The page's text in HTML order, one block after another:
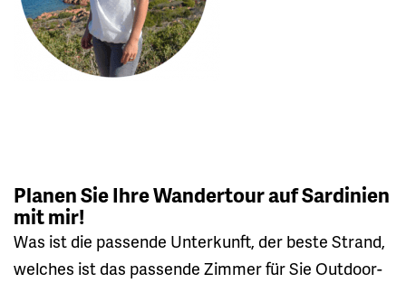
Planen Sie Ihre Wandertour auf Sardinien
mit mir!
Was ist die passende Unterkunft, der beste Strand,
welches ist das passende Zimmer für Sie Outdoor-